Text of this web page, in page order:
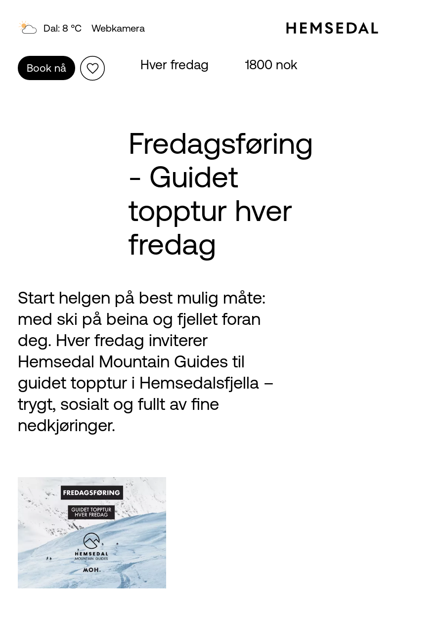
Topp: 4 °C Webkamera
Book nå Hver fredag 1800 nok
Fredagsføring
- Guidet
topptur hver
fredag
Start helgen på best mulig måte:
med ski på beina og fjellet foran
deg. Hver fredag inviterer
Hemsedal Mountain Guides til
guidet topptur i Hemsedalsfjella –
trygt, sosialt og fullt av fine
nedkjøringer.